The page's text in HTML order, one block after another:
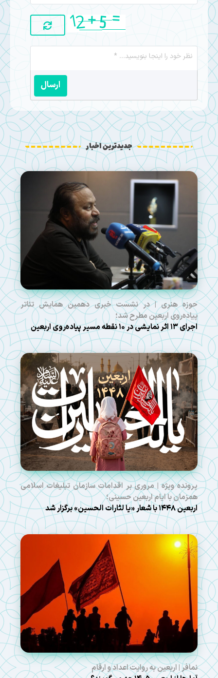
ارسال
جدیدترین اخبار
حوزه هنری | در نشست خبری دهمین همایش تئاتر
پیاده‌روی اربعین مطرح شد؛
اجرای ۱۳ اثر نمایشی در ۱۰ نقطه مسیر پیاده‌روی اربعین
پرونده ویژه | مروری بر اقدامات سازمان تبلیغات اسلامی
همزمان با ایام اربعین حسینی؛
اربعین ۱۴۴۸ با شعار «یا لثارات الحسین» برگزار شد
نمافر | اربعین به روایت اعداد و ارقام